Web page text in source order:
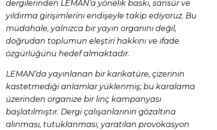
dergilerinden LEMAN’a yönelik baskı, sansür ve
yıldırma girişimlerini endişeyle takip ediyoruz. Bu
müdahale, yalnızca bir yayın organını değil,
doğrudan toplumun eleştiri hakkını ve ifade
özgürlüğünü hedef almaktadır.
LEMAN’da yayınlanan bir karikatüre, çizerinin
kastetmediği anlamlar yüklenmiş; bu karalama
üzerinden organize bir linç kampanyası
başlatılmıştır. Dergi çalışanlarının gözaltına
alınması, tutuklanması, yaratılan provokasyon